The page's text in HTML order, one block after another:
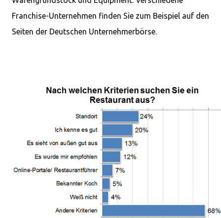
Franchise-Unternehmen finden Sie zum Beispiel auf den
Seiten der Deutschen Unternehmerbörse.